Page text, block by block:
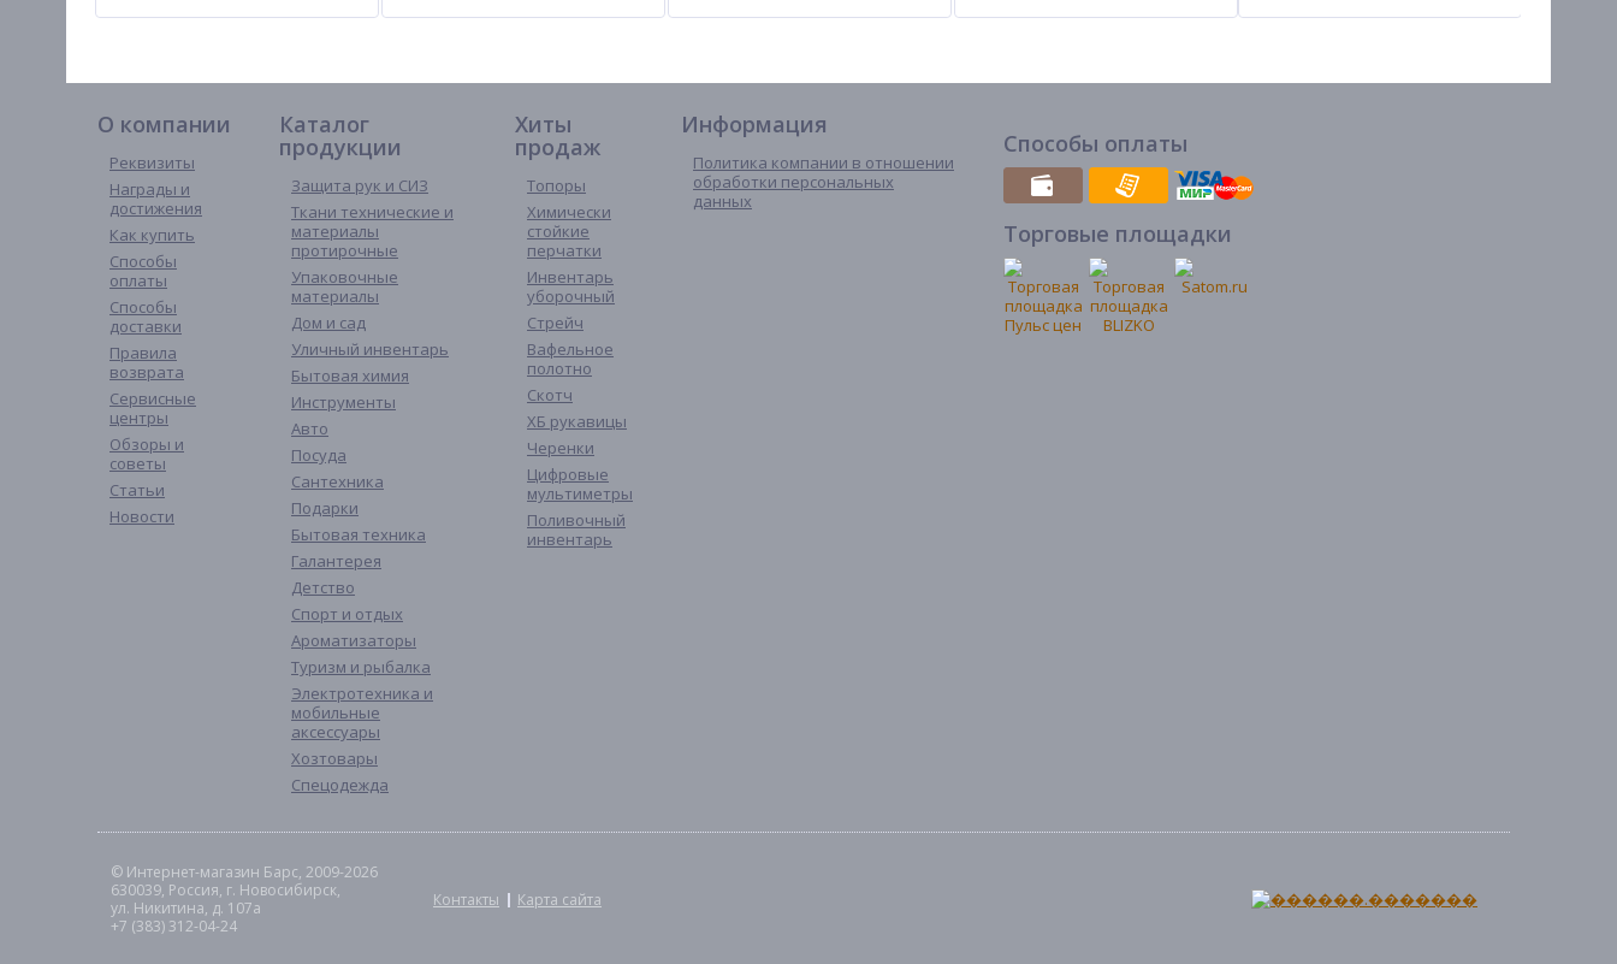
О компании
Реквизиты
Награды и
достижения
Как купить
Способы
оплаты
Способы
доставки
Правила
возврата
Сервисные
центры
Обзоры и
советы
Статьи
Новости
Каталог
продукции
Защита рук и СИЗ
Ткани технические и
материалы
протирочные
Упаковочные
материалы
Дом и сад
Уличный инвентарь
Бытовая химия
Инструменты
Авто
Посуда
Сантехника
Подарки
Бытовая техника
Галантерея
Детство
Спорт и отдых
Ароматизаторы
Туризм и рыбалка
Электротехника и
мобильные
аксессуары
Хозтовары
Спецодежда
Хиты
продаж
Топоры
Химически
стойкие
перчатки
Инвентарь
уборочный
Стрейч
Вафельное
полотно
Скотч
ХБ рукавицы
Черенки
Цифровые
мультиметры
Поливочный
инвентарь
Информация
Политика компании в отношении
обработки персональных
данных
Способы оплаты
Торговые площадки
© Интернет-магазин Барс, 2009-2026
630039, Россия, г. Новосибирск,
ул. Никитина, д. 107а
+7 (383) 312-04-24
Контакты Карта сайта